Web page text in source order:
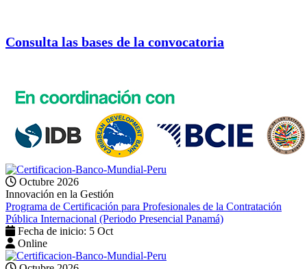
Consulta las bases de la convocatoria
Octubre 2026
Innovación en la Gestión
Programa de Certificación para Profesionales de la Contratación
Pública Internacional (Periodo Presencial Panamá)
Fecha de inicio: 5 Oct
Online